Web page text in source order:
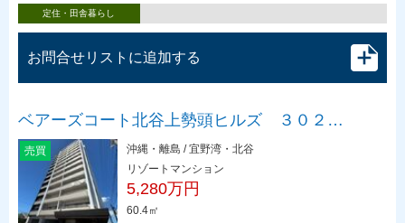
定住・田舎暮らし
お問合せリストに追加する
ベアーズコート北谷上勢頭ヒルズ ３０２…
売買
沖縄・離島 / 宜野湾・北谷
リゾートマンション
5,280万円
60.4㎡